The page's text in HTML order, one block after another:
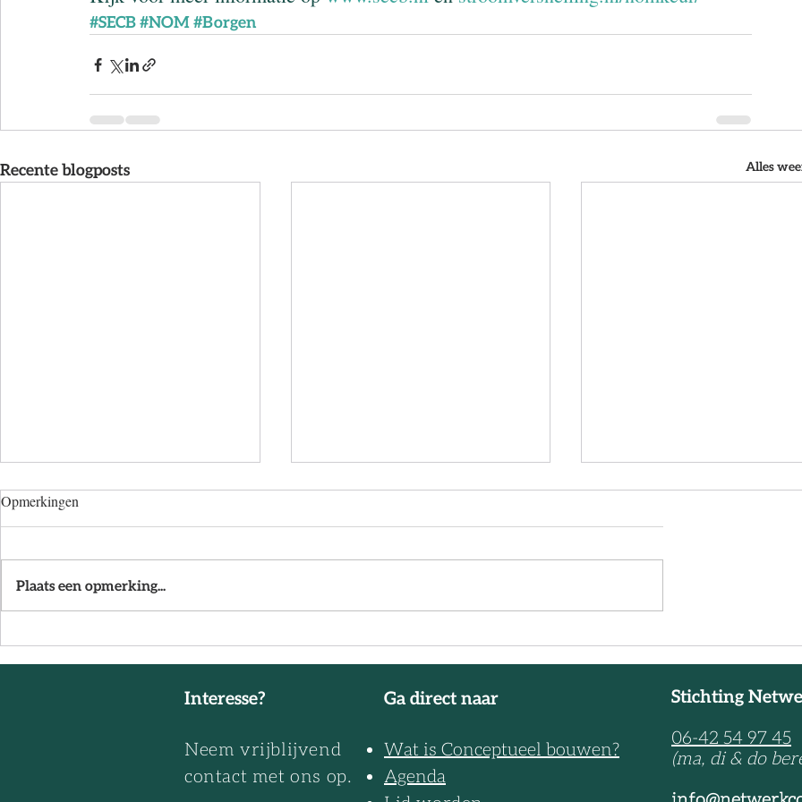
#SECB#NOM#Borgen
Recente blogposts Alles
geactualiseerd
geclusterd wonen geschikt
Opmerkingen
Plaats een opmerking...
Interesse?
Neem vrijblijvend
contact met ons op.
Ga direct naar
Wat is Conceptueel bouwen?
Agenda
Stichting
06-42 54 97 45
(ma, di & do